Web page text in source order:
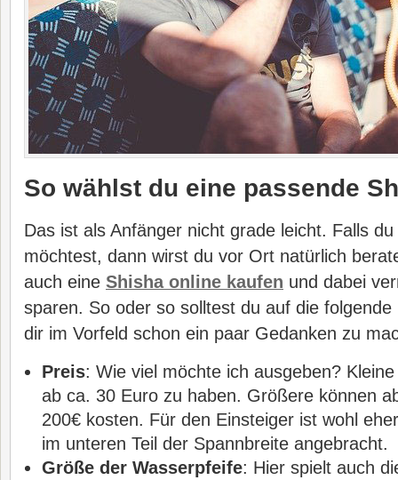
So wählst du eine passende
Das ist als Anfänger nicht grade leicht. Falls
möchtest, dann wirst du vor Ort natürlich
auch eine Shisha online kaufen und dabei
sparen. So oder so solltest du auf die
dir im Vorfeld schon ein paar Gedanken zu
Preis: Wie viel möchte ich ausgeben?
ab ca. 30 Euro zu haben. Größere können
200€ kosten. Für den Einsteiger ist wohl
im unteren Teil der Spannbreite angebracht.
Größe der Wasserpfeife: Hier spielt auch